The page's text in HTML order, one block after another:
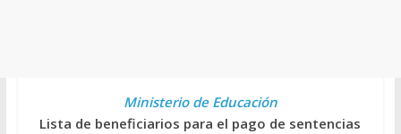
Ministerio de Educación
Lista de beneficiarios para el pago de sentencias